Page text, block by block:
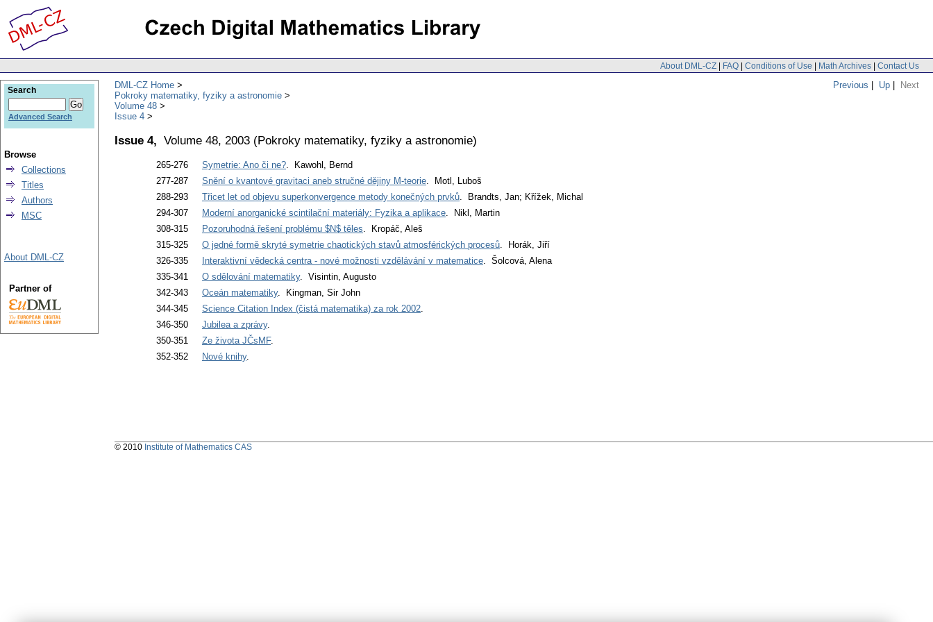
About DML-CZ | FAQ | Conditions of Use | Math Archives | Contact Us
Previous | Up | Next
DML-CZ Home
Pokroky matematiky, fyziky a astronomie
Volume 48
Issue 4
Issue 4, Volume 48, 2003 (Pokroky matematiky, fyziky a astronomie)
265-276 Symetrie: Ano či ne?. Kawohl, Bernd
277-287
Snění o kvantové gravitaci aneb stručné dějiny M-teorie. Motl, Luboš
288-293
Třicet let od objevu superkonvergence metody konečných prvků. Brandts, Jan; Křížek, Michal
294-307
Moderní anorganické scintilační materiály: Fyzika a aplikace. Nikl, Martin
308-315
Pozoruhodná řešení problému $N$ těles. Kropáč, Aleš
315-325
O jedné formě skryté symetrie chaotických stavů atmosférických procesů. Horák, Jiří
326-335
Interaktivní vědecká centra - nové možnosti vzdělávání v matematice. Šolcová, Alena
335-341
O sdělování matematiky. Visintin, Augusto
342-343
Oceán matematiky. Kingman, Sir John
344-345
Science Citation Index (čistá matematika) za rok 2002.
346-350
Jubilea a zprávy.
350-351
Ze života JČsMF.
352-352
Nové knihy.
Search
Advanced Search
Browse
Collections
Titles
Authors
MSC
About DML-CZ
Partner of
© 2010 Institute of Mathematics CAS